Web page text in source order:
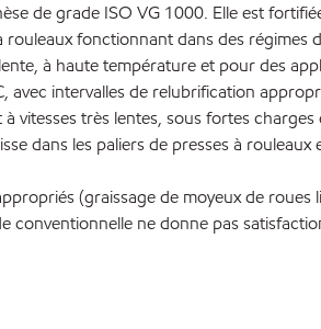
de grade ISO VG 1000. Elle est
fonctionnant dans des régimes
à haute température et pour des
avec intervalles de relubrification
vitesses très lentes, sous fortes
dans les paliers de presses à rouleaux
(graissage de moyeux de roues
conventionnelle ne donne pas